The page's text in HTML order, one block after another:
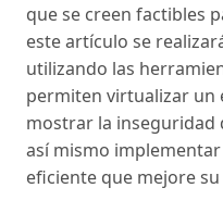
que se creen factibles
este artículo se
utilizando las
permiten virtualizar un
mostrar la inseguridad
así mismo
eficiente que mejore